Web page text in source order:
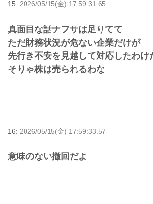
15: 2026/05/15(金) 17:59:31.65
真面目な話ナフサは足りてて
ただ財務状況が危ない企業だけが
先行き不安を見越して対応したわけ
そりゃ株は売られるわな
16: 2026/05/15(金) 17:59:33.57
意味のない撤回だよ